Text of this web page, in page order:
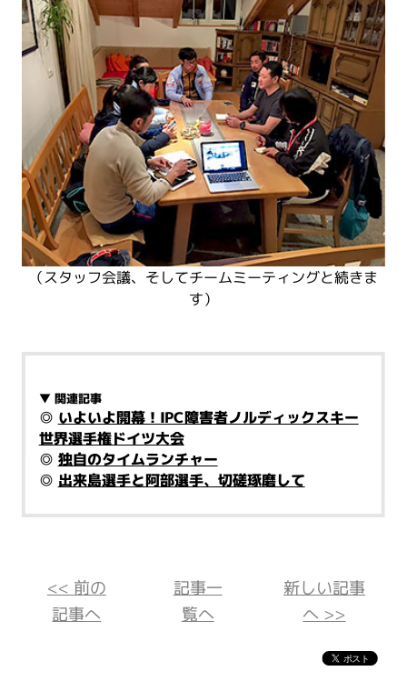
（スタッフ会議、そしてチームミーティングと続きま
す）
▼ 関連記事
◎ いよいよ開幕！IPC障害者ノルディックスキー
世界選手権ドイツ大会
◎ 独自のタイムランチャー
◎ 出来島選手と阿部選手、切磋琢磨して
<< 前の
記事へ
記事一
覧へ
新しい記事
へ >>